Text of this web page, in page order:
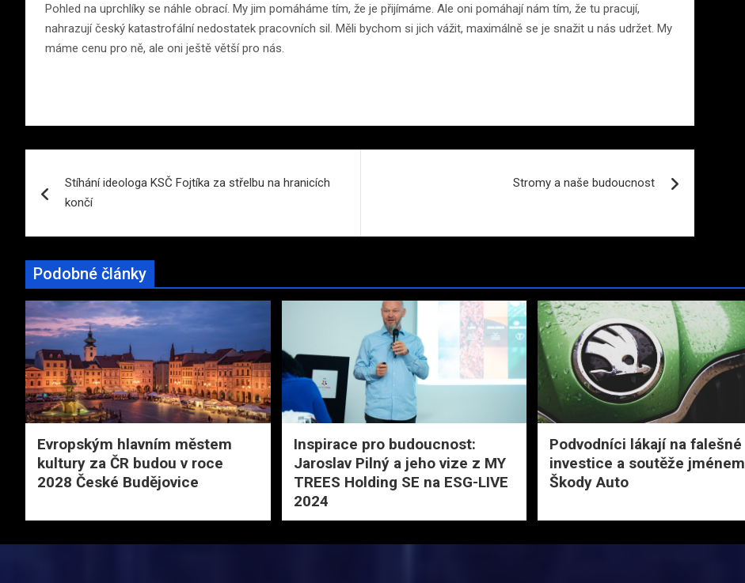
Pohled na uprchlíky se náhle obrací. My jim pomáháme tím, že je přijímáme. Ale oni pomáhají nám tím, že tu pracují,
nahrazují český katastrofální nedostatek pracovních sil. Měli bychom si jich vážit, maximálně se je snažit u nás udržet. My
máme cenu pro ně, ale oni ještě větší pro nás.
pro
příspěvek
Stíhání ideologa KSČ Fojtíka za střelbu na hranicích
končí
Stromy a naše budoucnost
Podobné články
Evropským hlavním městem
kultury za ČR budou v roce
2028 České Budějovice
Inspirace pro budoucnost:
Jaroslav Pilný a jeho vize z MY
TREES Holding SE na ESG-LIVE
2024
Podvodníci lákají na falešné
investice a soutěže jménem
Škody Auto